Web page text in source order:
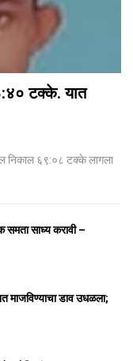
टक्के. यात
निकाल ६९:०८ टक्के लागला
समता साध्य करावी –
माजविण्याचा डाव उधळला;